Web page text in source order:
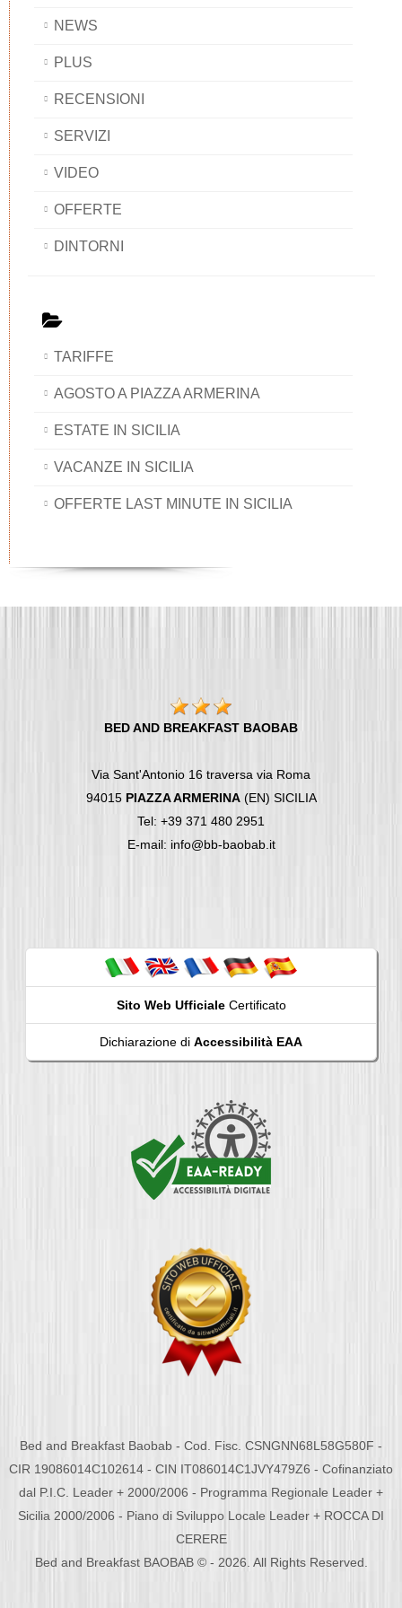
NEWS
PLUS
RECENSIONI
SERVIZI
VIDEO
OFFERTE
DINTORNI
TARIFFE
AGOSTO A PIAZZA ARMERINA
ESTATE IN SICILIA
VACANZE IN SICILIA
OFFERTE LAST MINUTE IN SICILIA
BED AND BREAKFAST BAOBAB
Via Sant'Antonio 16 traversa via Roma
94015 PIAZZA ARMERINA(EN) SICILIA
Tel: +39 371 480 2951
E-mail: info@bb-baobab.it
Sito Web UfficialeCertificato
Dichiarazione di Accessibilità EAA
Bed and Breakfast Baobab - Cod. Fisc. CSNGNN68L58G580F -
CIR 19086014C102614 - CIN IT086014C1JVY479Z6 - Cofinanziato
dal P.I.C. Leader + 2000/2006 - Programma Regionale Leader +
Sicilia 2000/2006 - Piano di Sviluppo Locale Leader + ROCCA DI
CERERE
Bed and Breakfast BAOBAB © - 2026. All Rights Reserved.